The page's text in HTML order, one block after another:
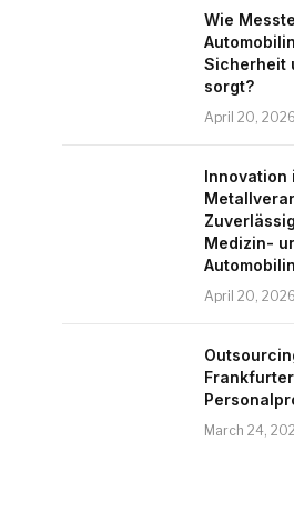
Wie
Sicherheit
sorgt?
April 20, 2026
Innovation
Medizin-
April 20, 2026
March 24,